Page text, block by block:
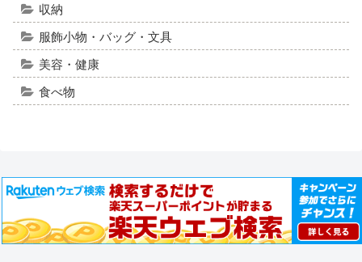
収納
服飾小物・バッグ・文具
美容・健康
食べ物